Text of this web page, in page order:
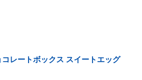
レートボックス スイートエッグ